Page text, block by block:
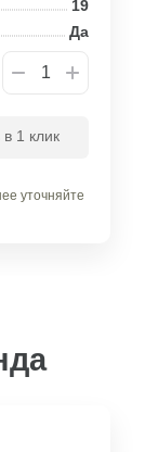
19
Да
в 1 клик
уточняйте